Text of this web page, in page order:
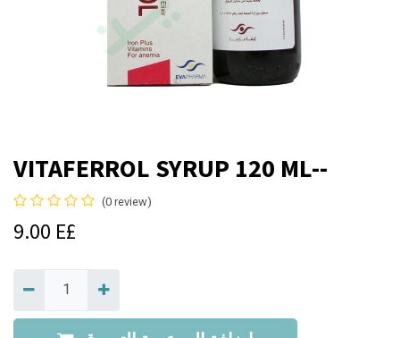
VITAFERROL SYRUP 120 ML--
(0 review)
9.00 E£